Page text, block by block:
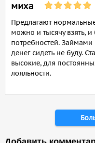
миха
Предлагают
можно и тысячу взять,
потребностей.
денег сидеть не буду.
высокие, для
лояльности.